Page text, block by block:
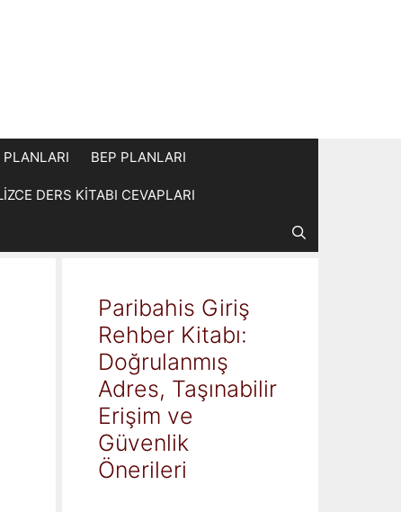
PLANLARI BEP PLANLARI
DERS KİTABI CEVAPLARI
Paribahis Giriş
Rehber Kitabı:
Doğrulanmış
Adres, Taşınabilir
Erişim ve
Güvenlik
Önerileri